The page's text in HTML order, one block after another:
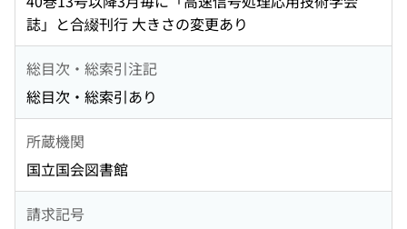
誌」と合綴刊行 大きさの変更あり
総目次・総索引注記
総目次・総索引あり
所蔵機関
国立国会図書館
請求記号